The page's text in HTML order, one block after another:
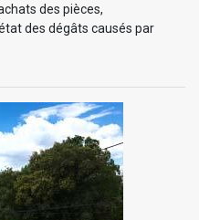
des pièces,
des dégâts causés par